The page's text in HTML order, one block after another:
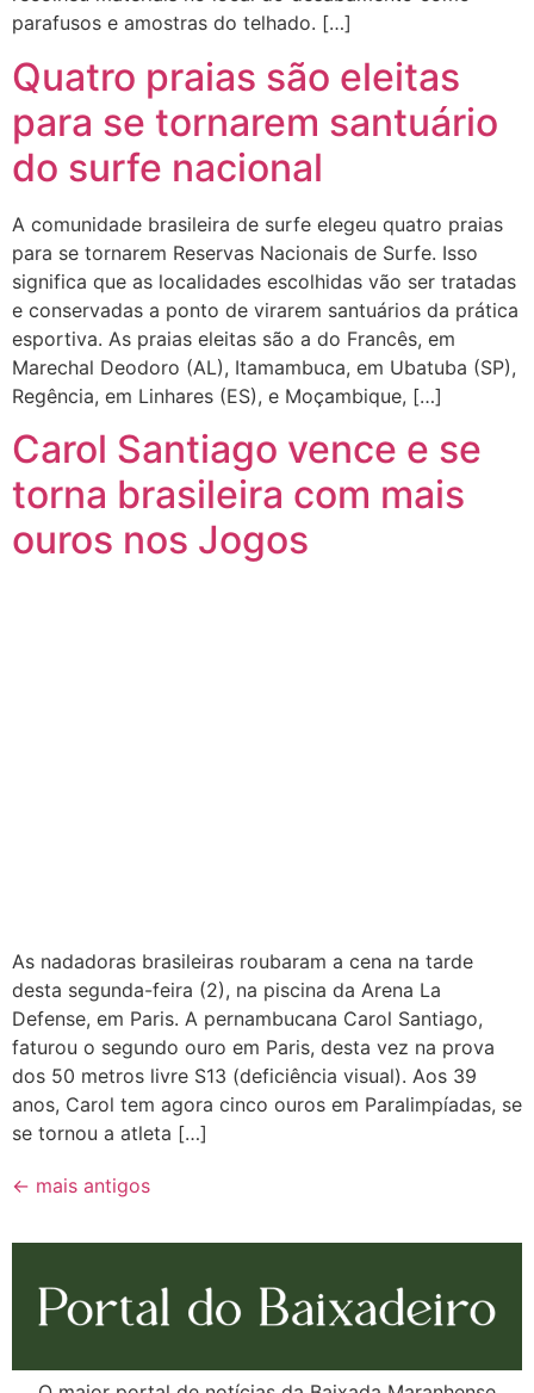
parafusos e amostras do telhado. […]
Quatro praias são eleitas
para se tornarem santuário
do surfe nacional
A comunidade brasileira de surfe elegeu quatro praias
para se tornarem Reservas Nacionais de Surfe. Isso
significa que as localidades escolhidas vão ser tratadas
e conservadas a ponto de virarem santuários da prática
esportiva. As praias eleitas são a do Francês, em
Marechal Deodoro (AL), Itamambuca, em Ubatuba (SP),
Regência, em Linhares (ES), e Moçambique, […]
Carol Santiago vence e se
torna brasileira com mais
ouros nos Jogos
As nadadoras brasileiras roubaram a cena na tarde
desta segunda-feira (2), na piscina da Arena La
Defense, em Paris. A pernambucana Carol Santiago,
faturou o segundo ouro em Paris, desta vez na prova
dos 50 metros livre S13 (deficiência visual). Aos 39
anos, Carol tem agora cinco ouros em Paralimpíadas, se
se tornou a atleta […]
← mais antigos